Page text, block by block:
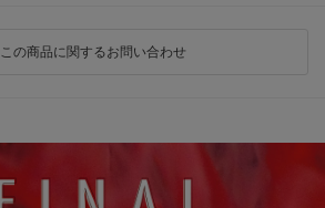
この商品に関するお問い合わせ